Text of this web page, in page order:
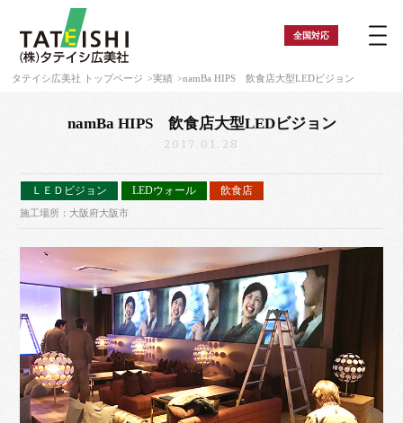
全国対応
タテイシ広美社 トップページ 実績 namBa HIPS 飲食店大型LEDビジョン
namBa HIPS 飲食店大型LEDビジョン
2017.01.28
ＬＥＤビジョン LEDウォール 飲食店
施工場所：大阪府大阪市